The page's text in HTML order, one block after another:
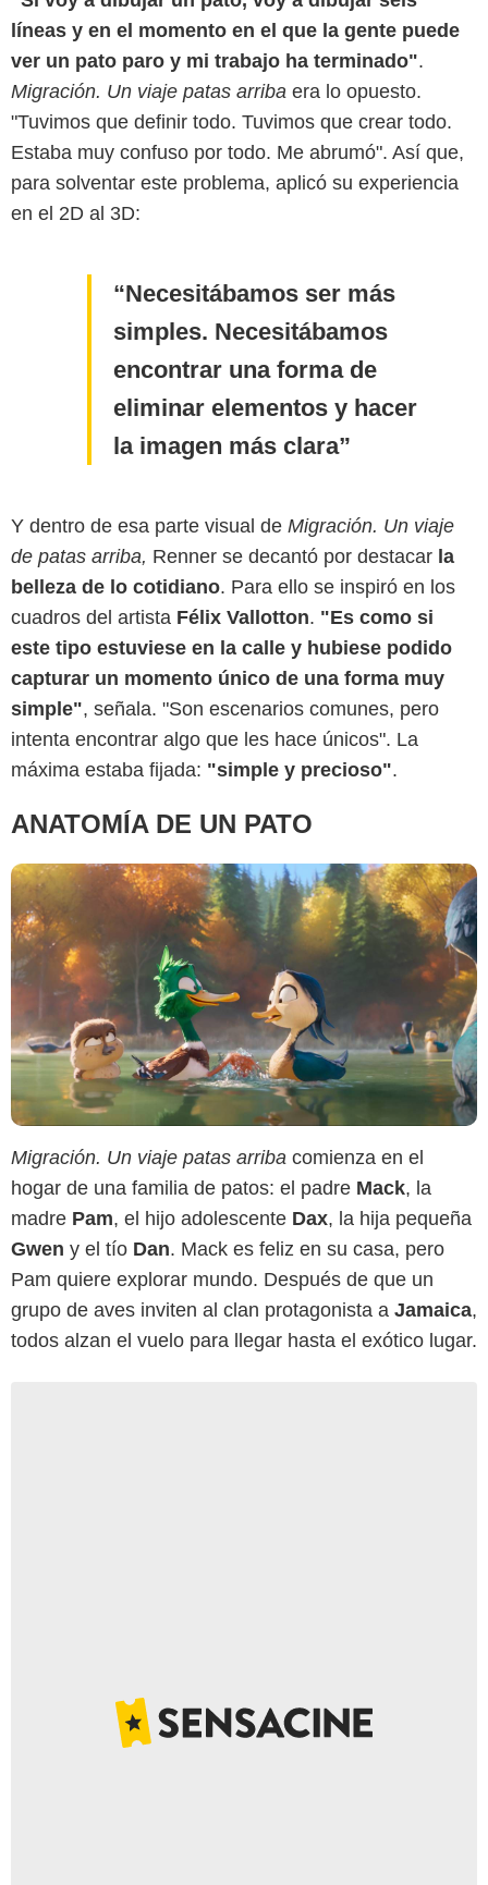
líneas y en el momento en el que la gente puede
ver un pato paro y mi trabajo ha terminado".
Migración. Un viaje patas arriba era lo opuesto.
"Tuvimos que definir todo. Tuvimos que crear todo.
Estaba muy confuso por todo. Me abrumó". Así que,
para solventar este problema, aplicó su experiencia
en el 2D al 3D:
Necesitábamos ser más
simples. Necesitábamos
encontrar una forma de
eliminar elementos y hacer
la imagen más clara
Y dentro de esa parte visual de Migración. Un viaje
de patas arriba, Renner se decantó por destacar la
belleza de lo cotidiano. Para ello se inspiró en los
cuadros del artista Félix Vallotton. "Es como si
este tipo estuviese en la calle y hubiese podido
capturar un momento único de una forma muy
simple", señala. "Son escenarios comunes, pero
intenta encontrar algo que les hace únicos". La
máxima estaba fijada: "simple y precioso".
ANATOMÍA DE UN PATO
Illumination Studios
Migración. Un viaje patas arriba comienza en el
hogar de una familia de patos: el padre Mack, la
madre Pam, el hijo adolescente Dax, la hija pequeña
Gwen y el tío Dan. Mack es feliz en su casa, pero
Pam quiere explorar mundo. Después de que un
grupo de aves inviten al clan protagonista a Jamaica,
todos alzan el vuelo para llegar hasta el exótico lugar.